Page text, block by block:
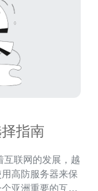
指南
高防服务器来保
亚洲重要的互联